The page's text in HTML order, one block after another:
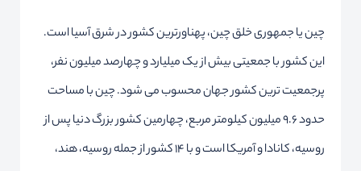
چین یا جمهوری خلق چین، پهناورترین کشور در شرق آسیا است.
این کشور با جمعیتی بیش از یک میلیارد و چهارصد میلیون نفر،
پرجمعیت ترین کشور جهان محسوب می شود. چین با مساحت
حدود ۹.۶ میلیون کیلومتر مربع، چهارمین کشور بزرگ دنیا پس از
روسیه، کانادا و آمریکا است و با ۱۴ کشور از جمله روسیه، هند،